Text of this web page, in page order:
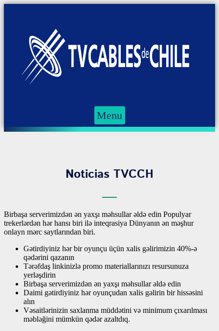
Menu
Noticias TVCCH
Birbaşa serverimizdən ən yaxşı məhsullar əldə edin Populyar
trekerlərdən hər hansı biri ilə inteqrasiya Dünyanın ən məşhur
onlayn mərc saytlarından biri.
Gətirdiyiniz hər bir oyunçu üçün xalis gəlirimizin 40%-ə
qədərini qazanın
Tərəfdaş linkinizlə promo materiallarınızı resursunuza
yerləşdirin
Birbaşa serverimizdən ən yaxşı məhsullar əldə edin
Daimi gətirdiyiniz hər oyunçudan xalis gəlirin bir hissəsini
alın
Vəsaitlərinizin saxlanma müddətini və minimum çıxarılması
məbləğini mümkün qədər azaltdıq.